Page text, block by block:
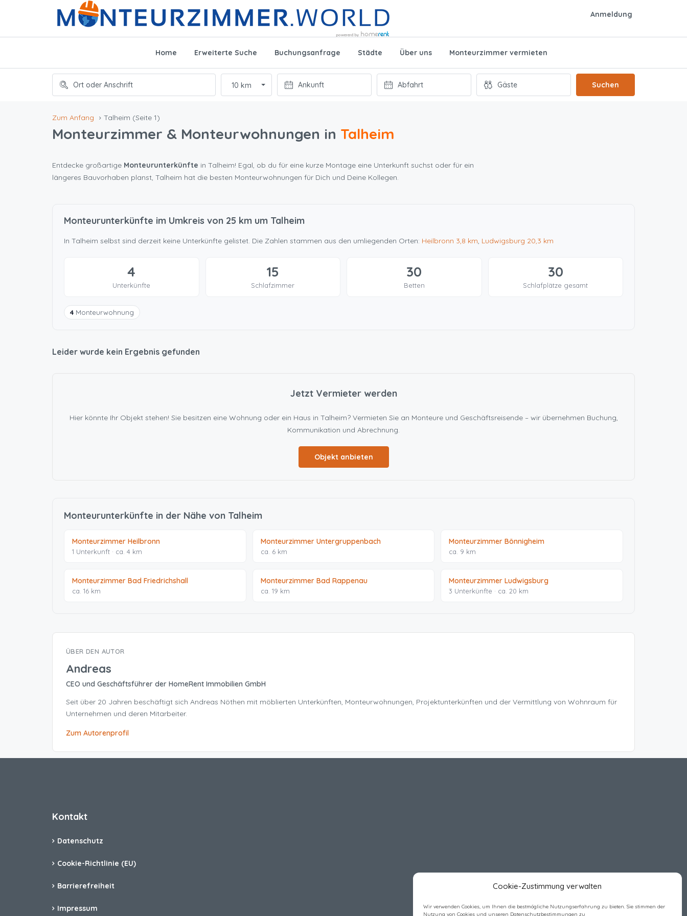
Cookie-Zustimmung verwalten
Wir verwenden Cookies, um Ihnen die bestmögliche Nutzungserfahrung zu bieten. Sie stimmen der
Nutzung von Cookies und unseren Datenschutzbestimmungen zu
Anmeldung
Home Erweiterte Suche Buchungsanfrage Städte Über uns Monteurzimmer vermieten
10 km Suchen
Zum Anfang Talheim (Seite 1)
Monteurzimmer & Monteurwohnungen in Talheim
Entdecke großartige Monteurunterkünfte in Talheim! Egal, ob du für eine kurze Montage eine Unterkunft suchst oder für ein
längeres Bauvorhaben planst, Talheim hat die besten Monteurwohnungen für Dich und Deine Kollegen.
Monteurunterkünfte im Umkreis von 25 km um Talheim
In Talheim selbst sind derzeit keine Unterkünfte gelistet. Die Zahlen stammen aus den umliegenden Orten: Heilbronn 3,8 km, Ludwigsburg 20,3 km
4
Unterkünfte
15
Schlafzimmer
30
Betten
30
Schlafplätze gesamt
4 Monteurwohnung
Leider wurde kein Ergebnis gefunden
Jetzt Vermieter werden
Hier könnte Ihr Objekt stehen! Sie besitzen eine Wohnung oder ein Haus in Talheim? Vermieten Sie an Monteure und Geschäftsreisende – wir übernehmen Buchung,
Kommunikation und Abrechnung.
Objekt anbieten
Monteurunterkünfte in der Nähe von Talheim
Monteurzimmer Heilbronn
1 Unterkunft · ca. 4 km
Monteurzimmer Untergruppenbach
ca. 6 km
Monteurzimmer Bönnigheim
ca. 9 km
Monteurzimmer Bad Friedrichshall
ca. 16 km
Monteurzimmer Bad Rappenau
ca. 19 km
Monteurzimmer Ludwigsburg
3 Unterkünfte · ca. 20 km
ÜBER DEN AUTOR
Andreas
CEO und Geschäftsführer der HomeRent Immobilien GmbH
Seit über 20 Jahren beschäftigt sich Andreas Nöthen mit möblierten Unterkünften, Monteurwohnungen, Projektunterkünften und der Vermittlung von Wohnraum für
Unternehmen und deren Mitarbeiter.
Zum Autorenprofil
Kontakt
Datenschutz
Cookie-Richtlinie (EU)
Barrierefreiheit
Impressum